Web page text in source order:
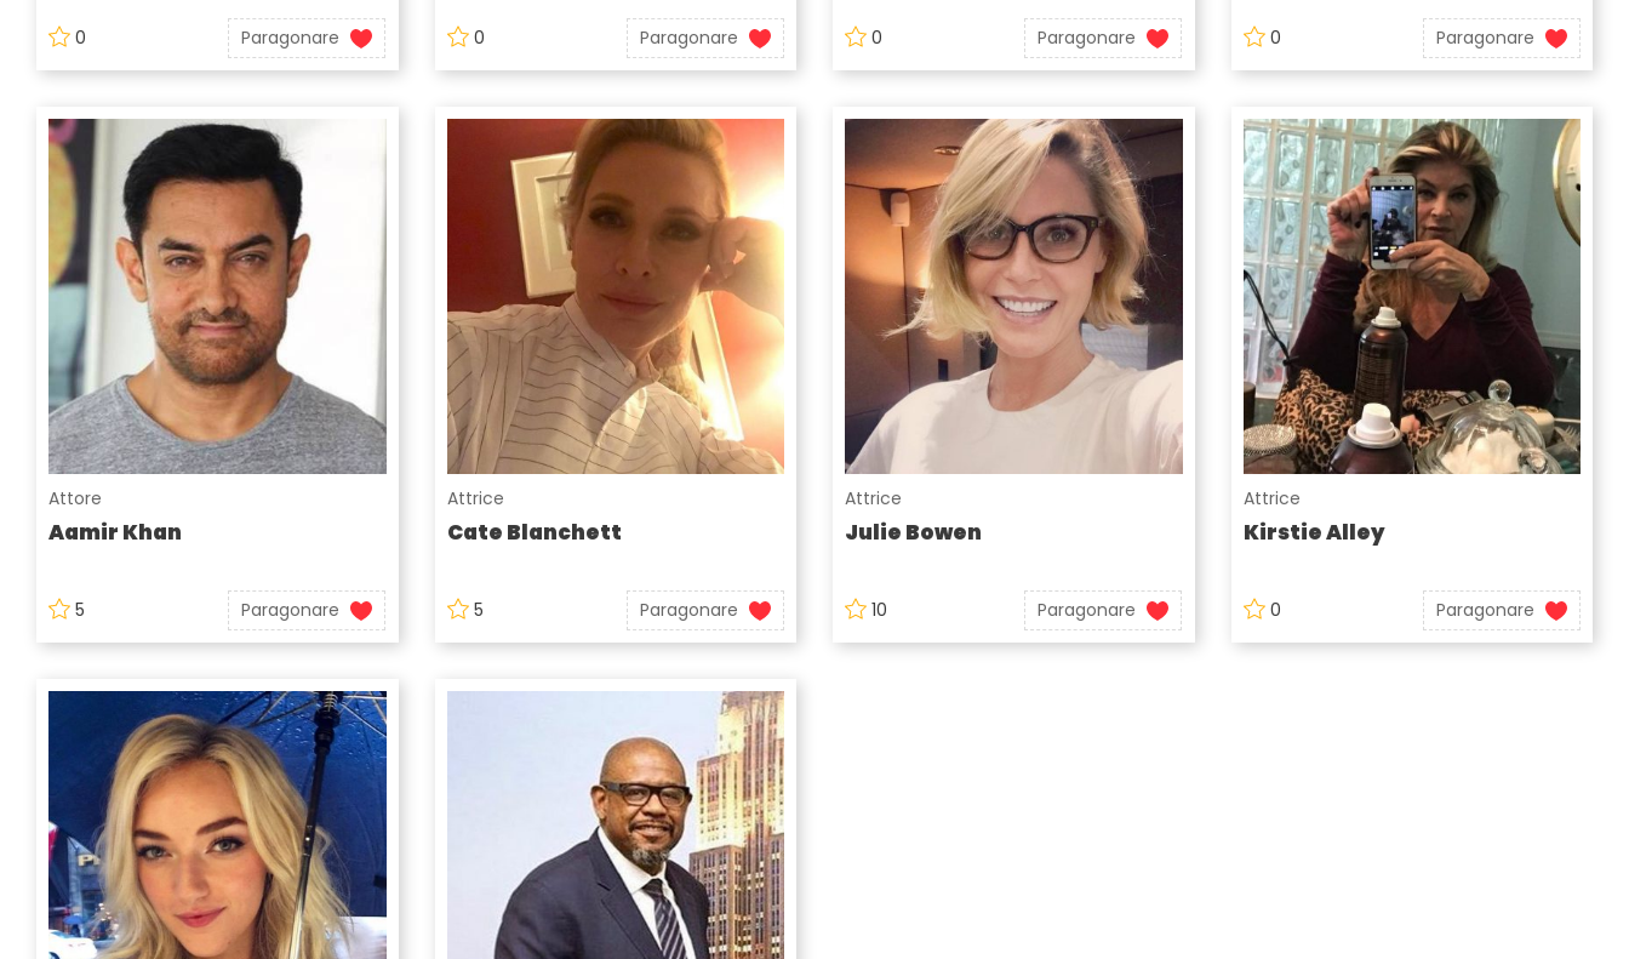
0 Paragonare 0 Paragonare 0 Paragonare 0 Paragonare
Attore
Aamir Khan
5 Paragonare
Attrice
Cate Blanchett
5 Paragonare
Attrice
Julie Bowen
10 Paragonare
Attrice
Kirstie Alley
0 Paragonare